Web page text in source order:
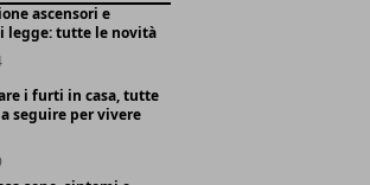
ascensori e
legge: tutte le novità
i furti in casa, tutte
seguire per vivere